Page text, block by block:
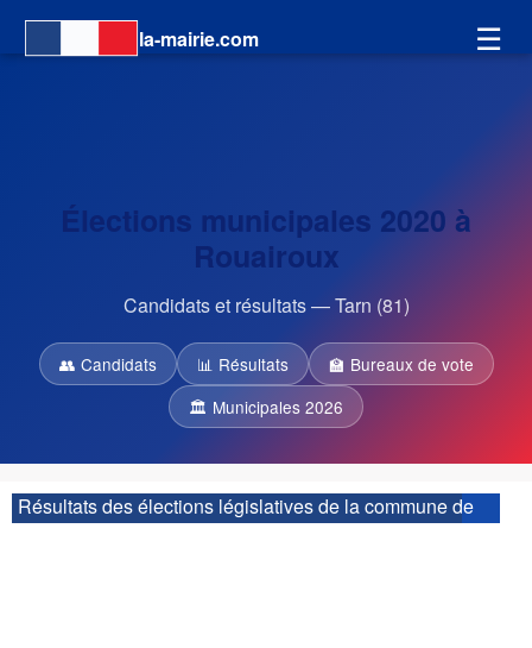
☰
Élections municipales 2020 à
Rouairoux
Candidats et résultats — Tarn (81)
👥 Candidats 📊 Résultats
🏫 Bureaux de vote
🏛 Municipales 2026
Résultats des élections législatives de la commune de
Rouairoux :| 3ème circonscription